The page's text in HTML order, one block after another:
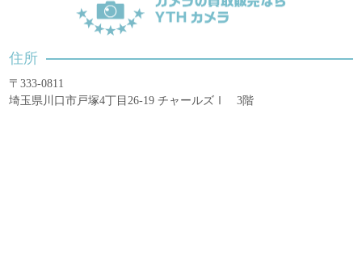
住所
〒333-0811
埼玉県川口市戸塚4丁目26-19 チャールズⅠ 3階